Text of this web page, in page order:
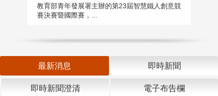
教育部青年發展署主辦的第23屆智慧鐵人創意競
賽決賽暨國際賽，...
最新消息 即時新聞
即時新聞澄清 電子布告欄